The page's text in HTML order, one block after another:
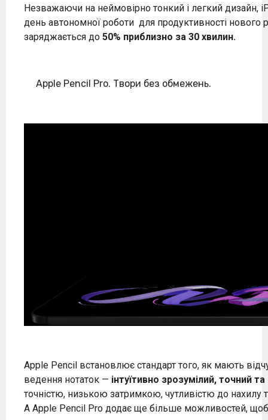
Незважаючи на неймовірно тонкий і легкий дизайн,
день автономної роботи для продуктивності нового
заряджається до 50% приблизно за 30 хвилин.
Apple Pencil Pro. Твори без обмежень.
Apple Pencil встановлює стандарт того, як мають
ведення нотаток — інтуїтивно зрозумілий, точний та
точністю, низькою затримкою, чутливістю до нахилу
А Apple Pencil Pro додає ще більше можливостей, щоб